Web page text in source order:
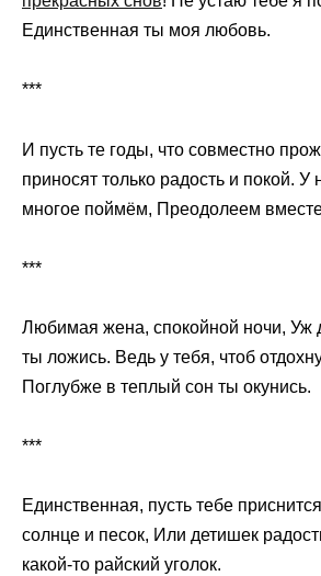
Единственная ты моя любовь.
***
И пусть те годы, что совместно
приносят только радость и покой.
многое поймём, Преодолеем
***
Любимая жена, спокойной ночи, Уж
ты ложись. Ведь у тебя, чтоб
Поглубже в теплый сон ты окунись.
***
Единственная, пусть тебе
солнце и песок, Или детишек
какой-то райский уголок.